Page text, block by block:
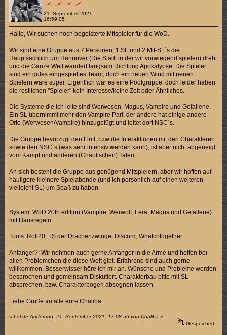
21. September 2021,
16:59:05
Hallo, Wir suchen noch begeisterte Mitspieler für die WoD.
Wir sind eine Gruppe aus 7 Personen, 1 SL und 2 Mit-SL´s die
Hauptsächlich um Hannover (Die Stadt in der wir vorwiegend spielen) dreht
und die Ganze Welt wandert langsam Richtung Apokalypse. Die Spieler
sind ein gutes eingespieltes Team, doch ein neuen Wind mit neuen
Spielern wäre super. Eigentlich war es eine Poolgruppe, doch leider haben
die restlichen "Spieler" kein Interesse/keine Zeit oder Ähnliches.
Die Systeme die ich leite sind Werwesen, Magus, Vampire und Gefallene.
Ein SL übernimmt mehr den Vampire Part, der andere hat einige andere
Orte (Werwesen/Vampire) hinzugefügt und leitet dort NSC´s.
Die Gruppe bevorzugt den Fluff, bzw die Interaktionen mit den Charakteren
sowie den NSC`s (was sehr intensiv werden kann), ist aber nicht abgeneigt
vom Kampf und anderen (Chaotischen) Taten.
An sich besteht die Gruppe aus genügend Mitspielern, aber wir hoffen auf
häufigere kleinere Spielabende (und ich persönlich auf einen weiteren
vielleicht SL) um Spaß zu haben.
System: WoD 20th edition (Vampire, Werwolf, Fera, Magus und Gefallene)
mit Hausregeln
Tools: Roll20, TS der Drachenzwinge, Discord, Whatchtogether
Anfänger?: Wir nehmen auch gerne Anfänger in die Arme und helfen bei
allen Problemchen die diese Welt gibt. Erfahrene sind auch gerne
willkommen, Besserwisser höre ich mir an. Wünsche und Probleme werden
besprochen und gemeinsam Diskutiert. Charakterbau bitte mit SL
absprechen, bzw. Charakterbogen absegnen lassen.
Liebe Grüße an alle eure Chaliba
«Letzte Änderung: 21. September 2021, 17:08:56 von Chaliba »
Gespeichert